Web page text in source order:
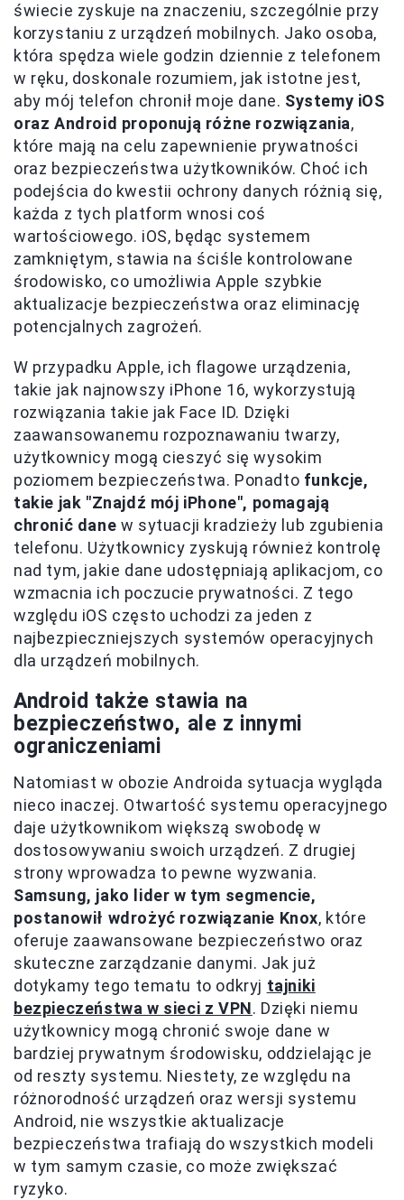
świecie zyskuje na znaczeniu, szczególnie przy
korzystaniu z urządzeń mobilnych. Jako osoba,
która spędza wiele godzin dziennie z telefonem
w ręku, doskonale rozumiem, jak istotne jest,
aby mój telefon chronił moje dane. Systemy iOS
oraz Android proponują różne rozwiązania,
które mają na celu zapewnienie prywatności
oraz bezpieczeństwa użytkowników. Choć ich
podejścia do kwestii ochrony danych różnią się,
każda z tych platform wnosi coś
wartościowego. iOS, będąc systemem
zamkniętym, stawia na ściśle kontrolowane
środowisko, co umożliwia Apple szybkie
aktualizacje bezpieczeństwa oraz eliminację
potencjalnych zagrożeń.
W przypadku Apple, ich flagowe urządzenia,
takie jak najnowszy iPhone 16, wykorzystują
rozwiązania takie jak Face ID. Dzięki
zaawansowanemu rozpoznawaniu twarzy,
użytkownicy mogą cieszyć się wysokim
poziomem bezpieczeństwa. Ponadto funkcje,
takie jak "Znajdź mój iPhone", pomagają
chronić dane w sytuacji kradzieży lub zgubienia
telefonu. Użytkownicy zyskują również kontrolę
nad tym, jakie dane udostępniają aplikacjom, co
wzmacnia ich poczucie prywatności. Z tego
względu iOS często uchodzi za jeden z
najbezpieczniejszych systemów operacyjnych
dla urządzeń mobilnych.
Android także stawia na
bezpieczeństwo, ale z innymi
ograniczeniami
Natomiast w obozie Androida sytuacja wygląda
nieco inaczej. Otwartość systemu operacyjnego
daje użytkownikom większą swobodę w
dostosowywaniu swoich urządzeń. Z drugiej
strony wprowadza to pewne wyzwania.
Samsung, jako lider w tym segmencie,
postanowił wdrożyć rozwiązanie Knox, które
oferuje zaawansowane bezpieczeństwo oraz
skuteczne zarządzanie danymi. Jak już
dotykamy tego tematu to odkryj tajniki
bezpieczeństwa w sieci z VPN. Dzięki niemu
użytkownicy mogą chronić swoje dane w
bardziej prywatnym środowisku, oddzielając je
od reszty systemu. Niestety, ze względu na
różnorodność urządzeń oraz wersji systemu
Android, nie wszystkie aktualizacje
bezpieczeństwa trafiają do wszystkich modeli
w tym samym czasie, co może zwiększać
ryzyko.